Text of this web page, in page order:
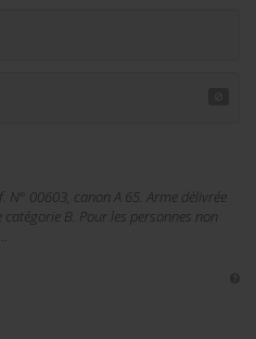
00603, canon A 65. Arme délivrée
B. Pour les personnes non